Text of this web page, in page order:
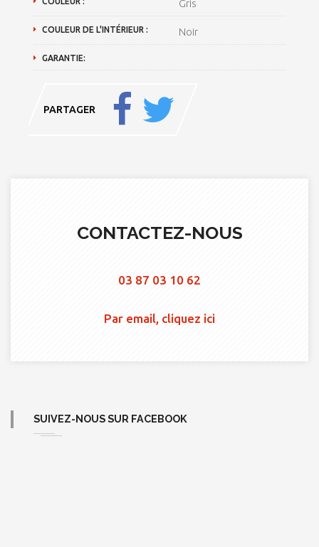
Gris
COULEUR DE L'INTÉRIEUR : Noir
GARANTIE:
PARTAGER
CONTACTEZ-NOUS
03 87 03 10 62
Par email, cliquez ici
SUIVEZ-NOUS SUR FACEBOOK